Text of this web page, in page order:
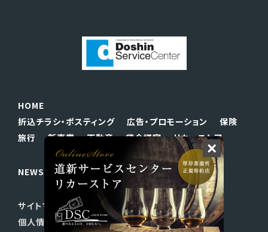
HOME
折込チラシ・ポスティング
広告・プロモーション
保険
旅行
新事業 不動産 貸会議室 リカーストア
NEWS 会社案内 採用情報 お問い合わせ
サイトマップ リンク
このサイトについて
個人情報保護方針